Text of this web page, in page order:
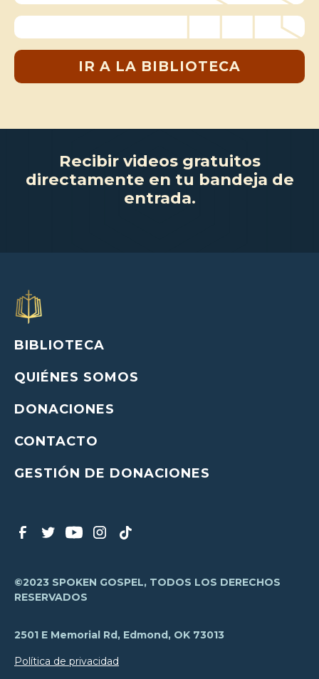
IR A LA BIBLIOTECA
Recibir videos gratuitos
directamente en tu bandeja de
entrada.
BIBLIOTECA
QUIÉNES SOMOS
DONACIONES
CONTACTO
GESTIÓN DE DONACIONES
©2023 SPOKEN GOSPEL, TODOS LOS DERECHOS
RESERVADOS
2501 E Memorial Rd, Edmond, OK 73013
Política de privacidad